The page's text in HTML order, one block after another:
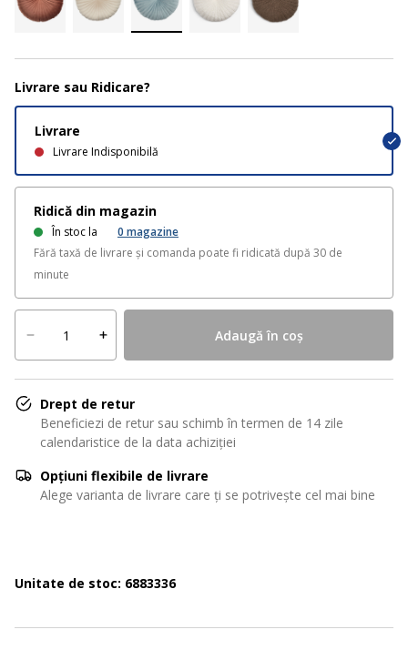
Livrare sau Ridicare?
Livrare
Livrare Indisponibilă
Ridică din magazin
În stoc la 0 magazine
Fără taxă de livrare și comanda poate fi ridicată după 30 de
minute
Adaugă în coș
Drept de retur
Beneficiezi de retur sau schimb în termen de 14 zile
calendaristice de la data achiziției
Opțiuni flexibile de livrare
Alege varianta de livrare care ți se potrivește cel mai bine
Unitate de stoc: 6883336